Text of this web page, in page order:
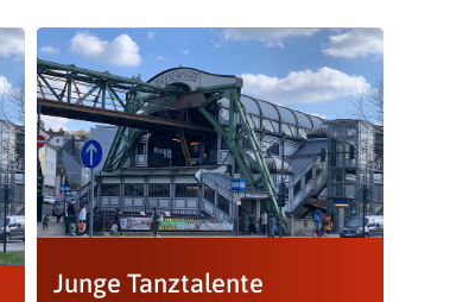
Junge Tanztalente